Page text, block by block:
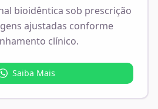
bioidêntica sob prescrição
ajustadas conforme
clínico.
Saiba Mais